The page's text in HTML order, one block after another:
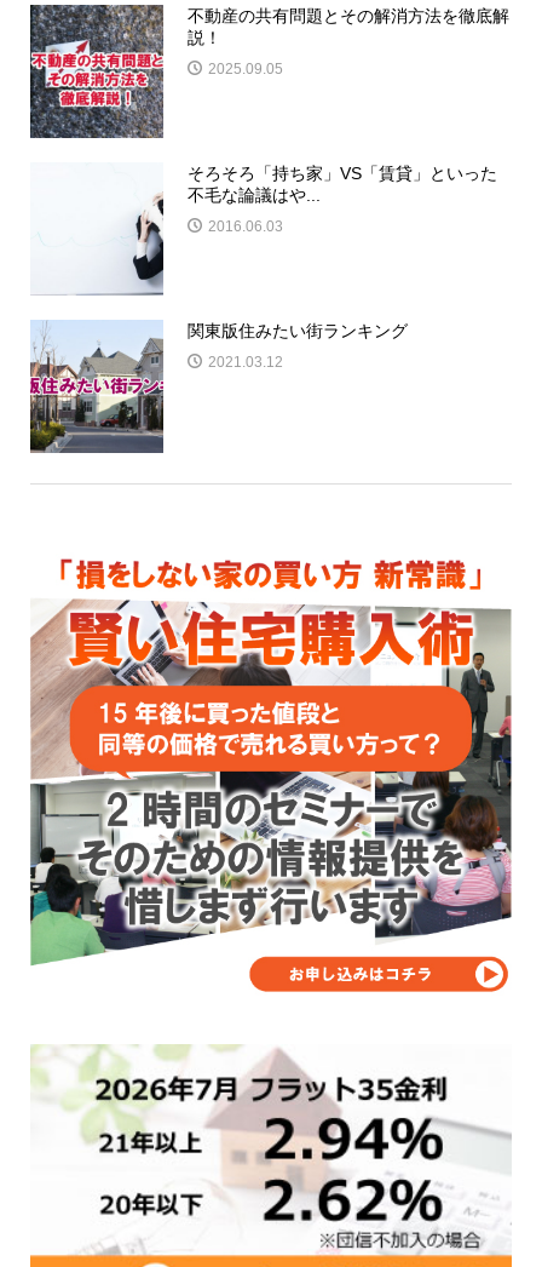
不動産の共有問題とその解消方法を徹底解
説！
2025.09.05
そろそろ「持ち家」VS「賃貸」といった
不毛な論議はや...
2016.06.03
関東版住みたい街ランキング
2021.03.12